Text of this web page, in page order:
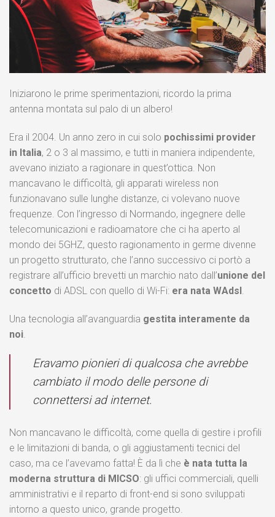
Iniziarono le prime sperimentazioni, ricordo la prima
antenna montata sul palo di un albero!
Era il 2004. Un anno zero in cui solo pochissimi provider
in Italia, 2 o 3 al massimo, e tutti in maniera indipendente,
avevano iniziato a ragionare in quest’ottica. Non
mancavano le difficoltà, gli apparati wireless non
funzionavano sulle lunghe distanze, ci volevano nuove
frequenze. Con l’ingresso di Normando, ingegnere delle
telecomunicazioni e radioamatore che ci ha aperto al
mondo dei 5GHZ, questo ragionamento in germe divenne
un progetto strutturato, che l’anno successivo ci portò a
registrare all’ufficio brevetti un marchio nato dall’unione del
concetto di ADSL con quello di Wi-Fi: era nata WAdsl.
Una tecnologia all’avanguardia gestita interamente da
noi
Eravamo pionieri di qualcosa che avrebbe
cambiato il modo delle persone di
connettersi ad internet.
Non mancavano le difficoltà, come quella di gestire i profili
e le limitazioni di banda, o gli aggiustamenti tecnici del
caso, ma ce l’avevamo fatta! È da lì che è nata tutta la
moderna struttura di MICSO: gli uffici commerciali, quelli
amministrativi e il reparto di front-end si sono sviluppati
intorno a questo unico, grande progetto.